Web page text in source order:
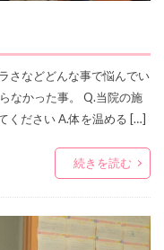
さなどどんな事で悩んでい
なかった事。 Q.当院の施
ください A.体を温める […]
続きを読む